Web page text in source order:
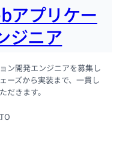
アプリケー
ジニア
ン開発エンジニアを募集し
ーズから実装まで、一貫し
だきます。